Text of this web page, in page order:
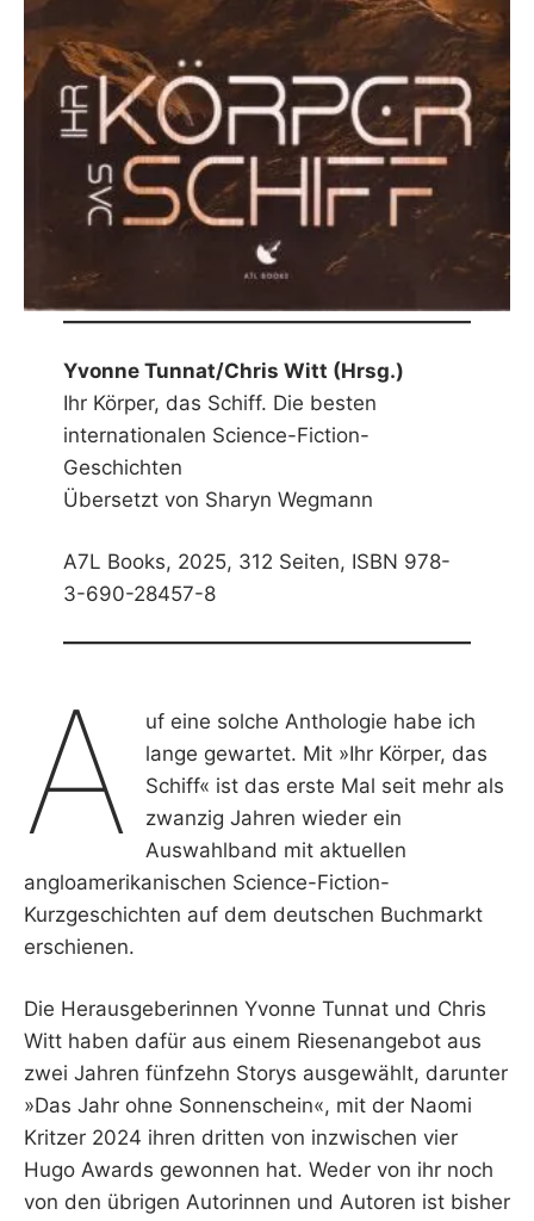
Yvonne Tunnat/Chris Witt (Hrsg.)
Ihr Körper, das Schiff. Die besten
internationalen Science-Fiction-
Geschichten
Übersetzt von Sharyn Wegmann
A7L Books, 2025, 312 Seiten, ISBN 978-
3-690-28457-8
A
uf eine solche Anthologie habe ich
lange gewartet. Mit »Ihr Körper, das
Schiff« ist das erste Mal seit mehr als
zwanzig Jahren wieder ein
Auswahlband mit aktuellen
angloamerikanischen Science-Fiction-
Kurzgeschichten auf dem deutschen Buchmarkt
erschienen.
Die Herausgeberinnen Yvonne Tunnat und Chris
Witt haben dafür aus einem Riesenangebot aus
zwei Jahren fünfzehn Storys ausgewählt, darunter
»Das Jahr ohne Sonnenschein«, mit der Naomi
Kritzer 2024 ihren dritten von inzwischen vier
Hugo Awards gewonnen hat. Weder von ihr noch
von den übrigen Autorinnen und Autoren ist bisher